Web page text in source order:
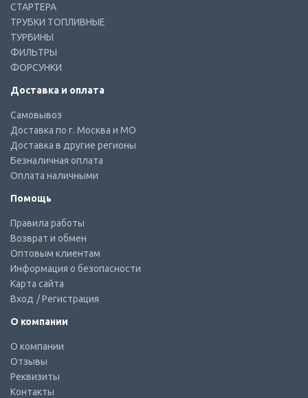
СТАРТЕРА
ТРУБКИ ТОПЛИВНЫЕ
ТУРБИНЫ
ФИЛЬТРЫ
ФОРСУНКИ
Доставка и оплата
Самовывоз
Доставка по г. Москва и МО
Доставка в другие регионы
Безналичная оплата
Оплата наличными
Помощь
Правила работы
Возврат и обмен
Оптовым клиентам
Информация о безопасности
Карта сайта
Вход / Регистрация
О компании
О компании
Отзывы
Реквизиты
Контакты